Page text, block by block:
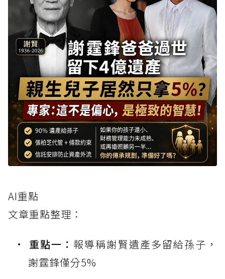
AI重點
文章重點整理：
重點一： 報導稱謝賢遺產多留給孫子，
謝霆鋒僅分5%